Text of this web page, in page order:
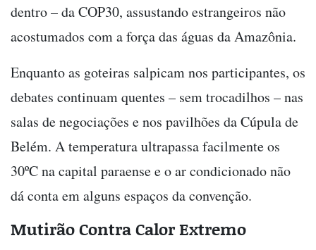
dentro – da COP30, assustando estrangeiros não
acostumados com a força das águas da Amazônia.
Enquanto as goteiras salpicam nos participantes, os
debates continuam quentes – sem trocadilhos – nas
salas de negociações e nos pavilhões da Cúpula de
Belém. A temperatura ultrapassa facilmente os
30ºC na capital paraense e o ar condicionado não
dá conta em alguns espaços da convenção.
Mutirão Contra Calor Extremo